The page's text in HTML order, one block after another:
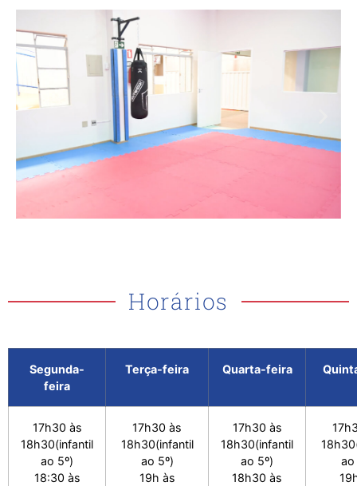
Horários
Segunda-
feira
Terça-feira Quarta-feira
17h30 às
18h30(infantil
ao 5º)
18:30 às
17h30 às
18h30(infantil
ao 5º)
19h às
17h30 às
18h30(infantil
ao 5º)
18h30 às
ao